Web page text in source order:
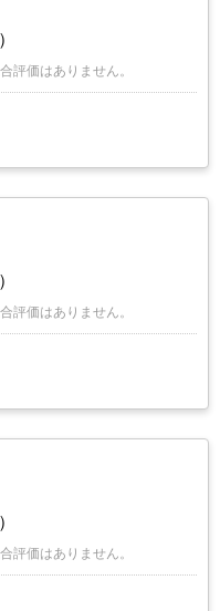
評価はありません。
評価はありません。
評価はありません。